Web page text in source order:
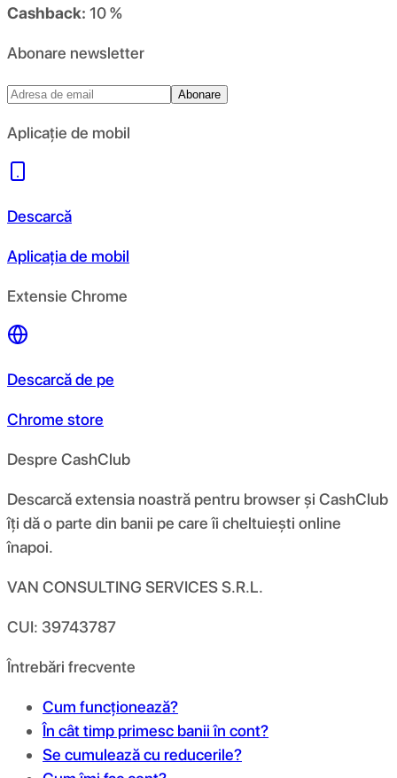
Cashback: 10 %
Abonare newsletter
Abonare
Aplicație de mobil
Descarcă
Aplicația de mobil
Extensie Chrome
Descarcă de pe
Chrome store
Despre CashClub
Descarcă extensia noastră pentru browser și CashClub
îți dă o parte din banii pe care îi cheltuiești online
înapoi.
VAN CONSULTING SERVICES S.R.L.
CUI: 39743787
Întrebări frecvente
Cum funcționează?
În cât timp primesc banii în cont?
Se cumulează cu reducerile?